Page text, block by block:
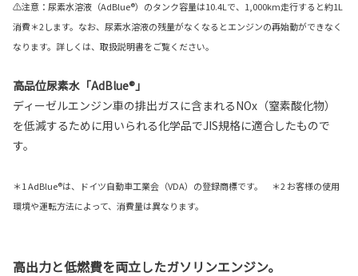
⚠注意：尿素水溶液（AdBlue®）のタンク容量は10.4Lで、1,000km走行すると約1L
消費＊2します。なお、尿素水溶液の残量がなくなるとエンジンの再始動ができなく
なります。詳しくは、取扱説明書をご覧ください。
高品位尿素水「AdBlue®」
ディーゼルエンジン車の排出ガスに含まれるNOx（窒素酸化物）
を低減するために用いられる化学品でJIS規格に適合したもので
す。
＊1 AdBlue®は、ドイツ自動車工業会（VDA）の登録商標です。 ＊2 お客様の使用
環境や運転方法によって、消費量は異なります。
高出力と低燃費を両立したガソリンエンジン。